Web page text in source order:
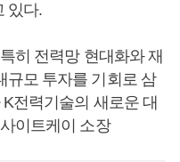
있다.
히 전력망 현대화와 재
규모 투자를 기회로 삼
전력기술의 새로운 대
이트케이 소장